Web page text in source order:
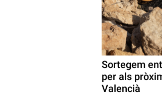
Sortegem
per als
Valencià